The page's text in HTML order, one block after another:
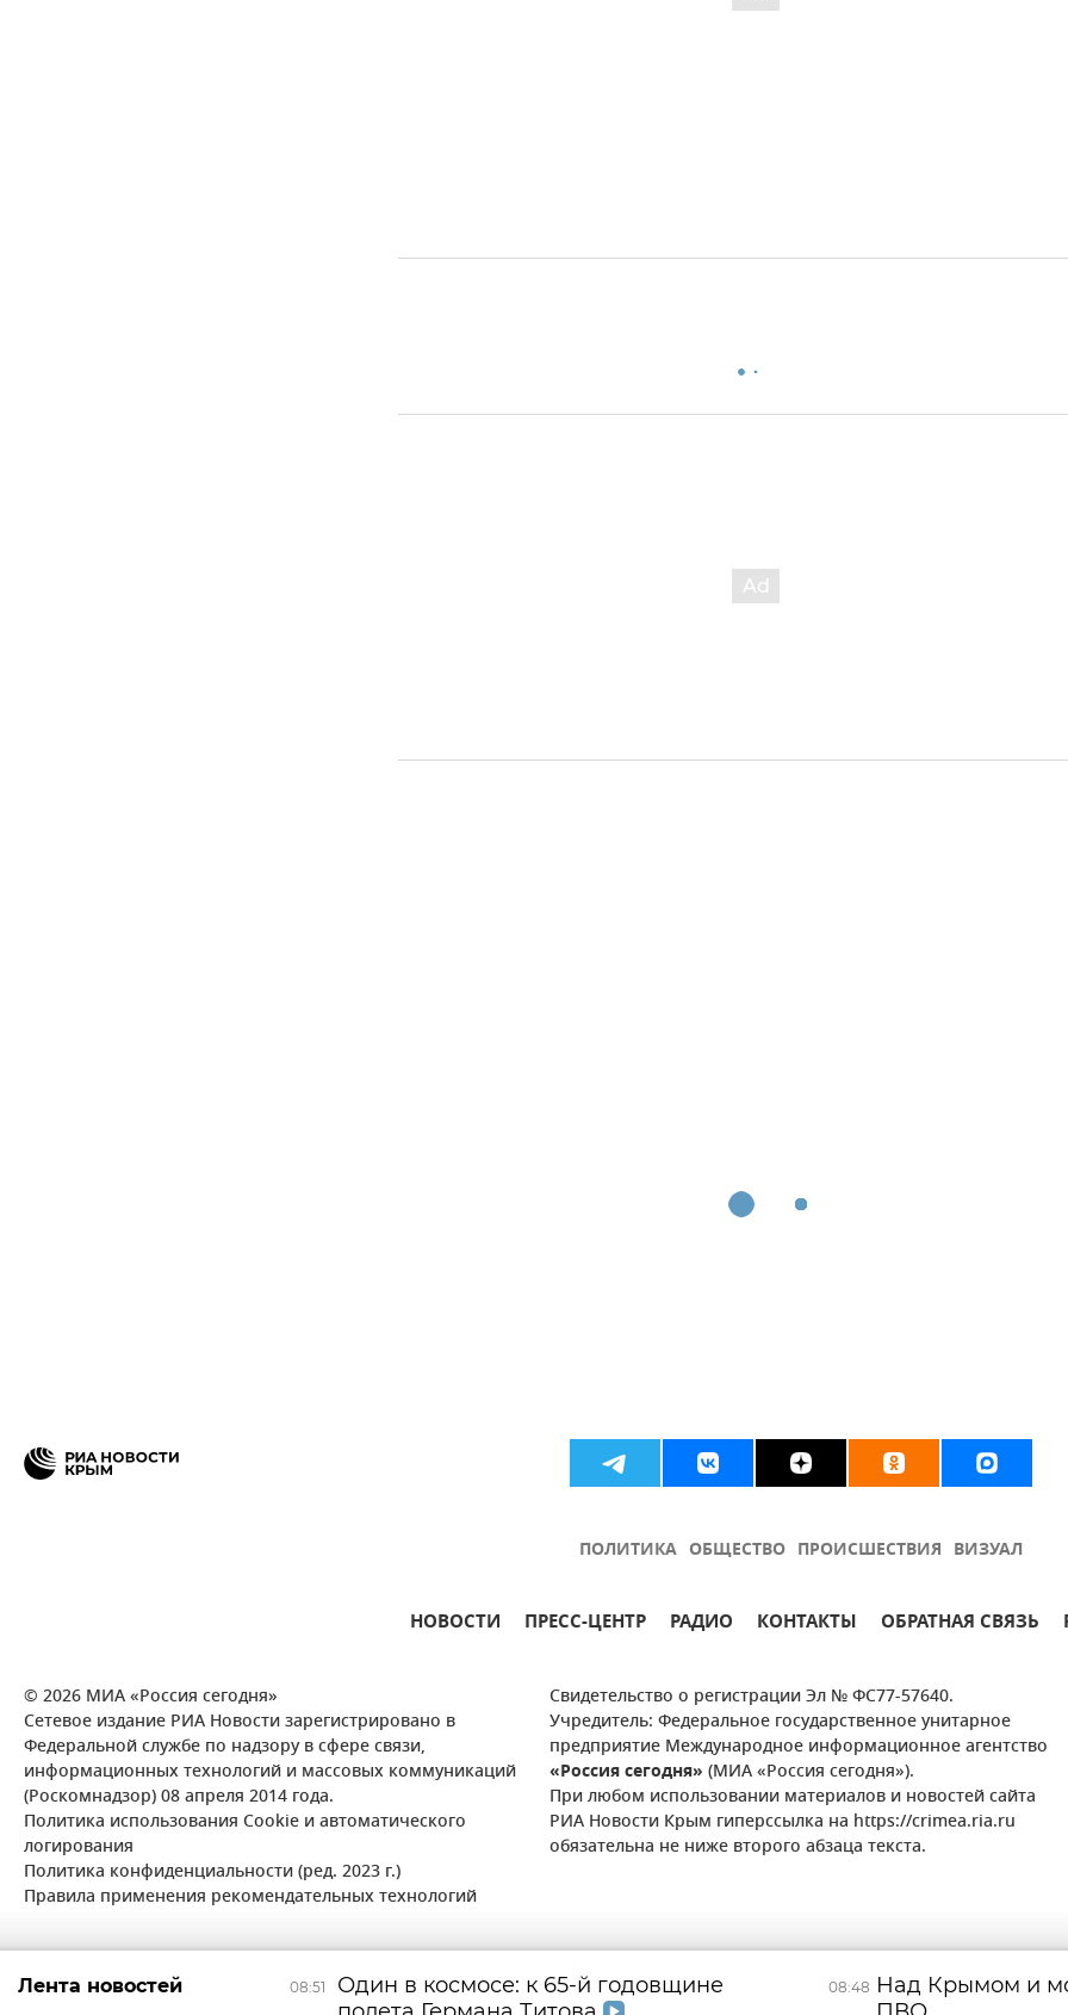
ПОЛИТИКА ОБЩЕСТВО ПРОИСШЕСТВИЯ ВИЗУАЛ
НОВОСТИ ПРЕСС-ЦЕНТР РАДИО КОНТАКТЫ ОБРАТНАЯ СВЯЗЬ
© 2026 МИА «Россия сегодня»
Сетевое издание РИА Новости зарегистрировано в
Федеральной службе по надзору в сфере связи,
информационных технологий и массовых коммуникаций
(Роскомнадзор) 08 апреля 2014 года.
Политика использования Cookie и автоматического
логирования
Политика конфиденциальности (ред. 2023 г.)
Правила применения рекомендательных технологий
Свидетельство о регистрации Эл № ФС77-57640.
Учредитель: Федеральное государственное унитарное
предприятие Международное информационное агентство
«Россия сегодня» (МИА «Россия сегодня»).
При любом использовании материалов и новостей сайта
РИА Новости Крым гиперссылка на https://crimea.ria.ru
обязательна не ниже второго абзаца текста.
08:51
Один в космосе: к 65-й годовщине
08:48 Над Крымом и
Лента новостей